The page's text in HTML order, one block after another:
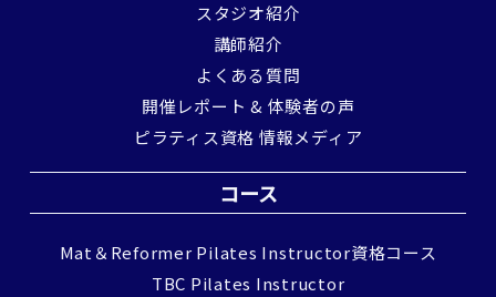
スタジオ紹介
講師紹介
よくある質問
開催レポート & 体験者の声
ピラティス資格 情報メディア
コース
Mat＆Reformer Pilates Instructor資格コース
TBC Pilates Instructor